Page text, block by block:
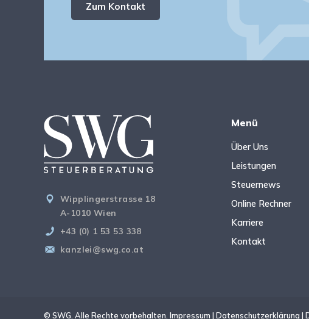
Zum Kontakt
Wipplingerstrasse 18
A-1010 Wien
+43 (0) 1 53 53 338
kanzlei@swg.co.at
Menü
Über Uns
Leistungen
Steuernews
Online Rechner
Karriere
Kontakt
© SWG. Alle Rechte vorbehalten. Impressum | Datenschutzerklärung |